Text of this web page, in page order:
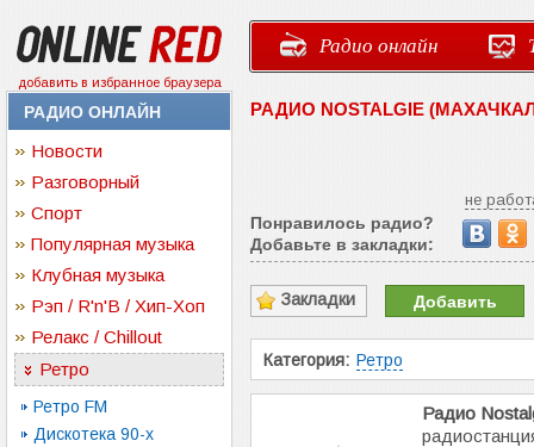
добавить в избранное браузера
Радио онлайн
РАДИО ОНЛАЙН
Новости
Разговорный
Спорт
Популярная музыка
Клубная музыка
Рэп / R'n'B / Хип-Хоп
Релакс / Chillout
Ретро
Ретро FM
Дискотека 90-х
РАДИО NOSTALGIE
не
Понравилось радио?
Добавьте в закладки:
Закладки Добавить
Категория: Ретро
Радио